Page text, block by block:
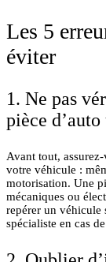
Les 5
éviter
1. Ne pas
pièce d’auto
Avant tout,
votre véhicule :
motorisation. Une
mécaniques ou
repérer un véhicule
spécialiste en cas